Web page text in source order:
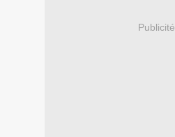
Publicité